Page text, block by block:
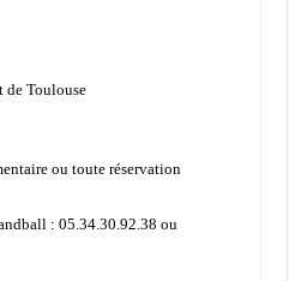
de Toulouse
ou toute réservation
: 05.34.30.92.38 ou